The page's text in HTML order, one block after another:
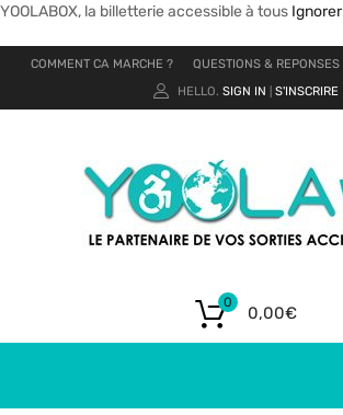
YOOLABOX, la billetterie accessible à tous Ignorer
COMMENT CA MARCHE ? QUESTIONS & REPONSES
HELLO. SIGN IN S'INSCRIRE
0,00€
0